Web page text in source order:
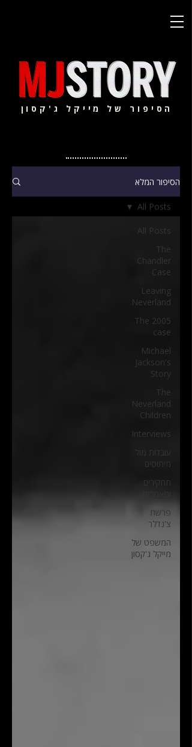
הסיפור של מייקל ג'קסון
הסיפור המלא
All Posts
The
Chandler
Case
Leaving
Neverland
The 2005
case
Michael
Jackson's
Story
The
Neverland
Children
Interviews
עובדות מול
מיתוסים
תחקירים
פרשת
צ'נדלר
המשפט של
מייקל ג'קסון
All Posts